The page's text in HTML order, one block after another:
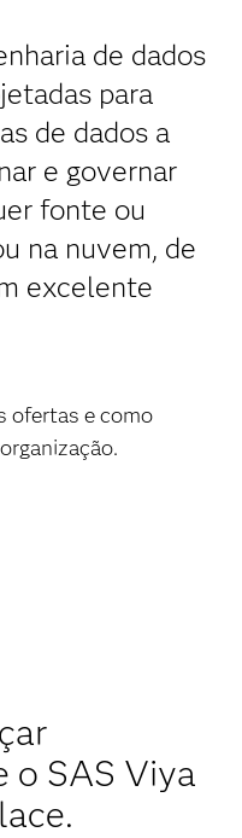
de dados
para
de dados a
e governar
fonte ou
na nuvem, de
excelente
ofertas e como
o SAS Viya